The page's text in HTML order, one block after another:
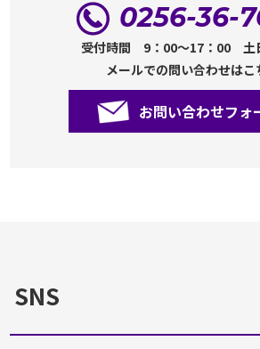
0256-36-
受付時間 9：00～17：00 土
メールでの問い合わせはこ
お問い合わせフォ
SNS